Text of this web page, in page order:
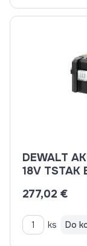
DEWALT
18V TSTAK
277,02 €
ks Do